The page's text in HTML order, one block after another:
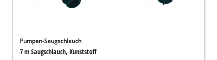
Pumpen-Saugschlauch
7 m Saugschlauch, Kunststoff